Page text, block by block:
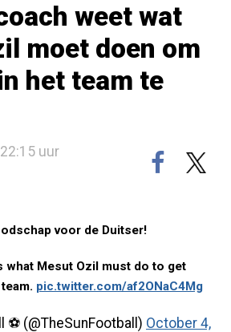
weet wat
moet doen om
het team te
uur
voor de Duitser!
what Mesut Ozil must do to get
pic.twitter.com/af2ONaC4Mg
⚽ (@TheSunFootball) October 4,